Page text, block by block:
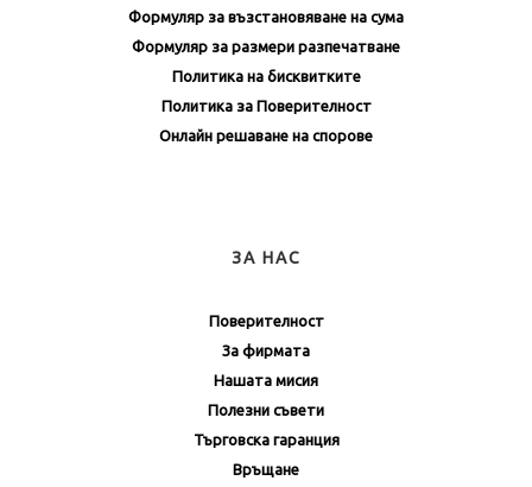
Формуляр за възстановяване на сума
Формуляр за размери разпечатване
Политика на бисквитките
Политика за Поверителност
Онлайн решаване на спорове
ЗА НАС
Поверителност
За фирмата
Нашата мисия
Полезни съвети
Търговска гаранция
Връщане